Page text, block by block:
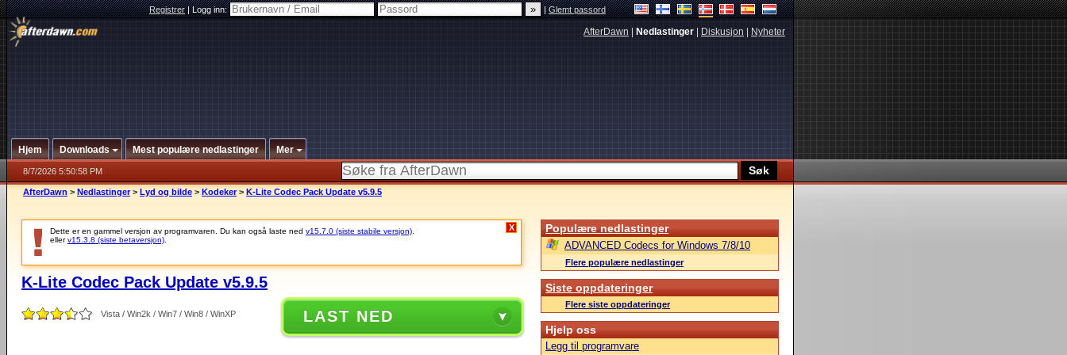
Registrer|Logg inn: |Glemt passord
AfterDawn Nedlastinger Diskusjon Nyheter
Hjem Downloads Mest populære nedlastinger Mer
8/7/2026 5:50:58 PM
AfterDawn > Nedlastinger > Lyd og bilde > Kodeker > K-Lite Codec Pack Update v5.9.5
Dette er en gammel versjon av programvaren. Du kan også laste ned v15.7.0 (siste stabile versjon)
ellerv15.3.8 (siste betaversjon)
X
K-Lite Codec Pack Update v5.9.5
Vista / Win2k / Win7 / Win8 / WinXP LAST NED
Populære nedlastinger
ADVANCED Codecs for Windows 7/8/10
Flere populære nedlastinger
Siste oppdateringer
Flere siste oppdateringer
Hjelp oss
Legg til programvare